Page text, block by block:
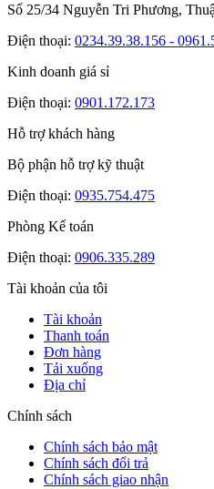
Số 25/34 Nguyễn Tri Phương,
Điện thoại: 0234.39.38.156 -
Kinh doanh giá sỉ
Điện thoại: 0901.172.173
Hỗ trợ khách hàng
Bộ phận hỗ trợ kỹ thuật
Điện thoại: 0935.754.475
Phòng Kế toán
Điện thoại: 0906.335.289
Tài khoản của tôi
Tài khoản
Thanh toán
Đơn hàng
Tải xuống
Địa chỉ
Chính sách
Chính sách bảo mật
Chính sách đổi trả
Chính sách giao nhận